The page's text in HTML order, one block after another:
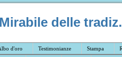
delle
d'oro Testimonianze Stampa